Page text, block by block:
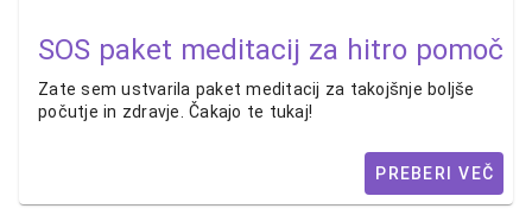
SOS paket meditacij za hitro pomoč
Zate sem ustvarila paket meditacij za takojšnje boljše
počutje in zdravje. Čakajo te tukaj!
PREBERI VEČ